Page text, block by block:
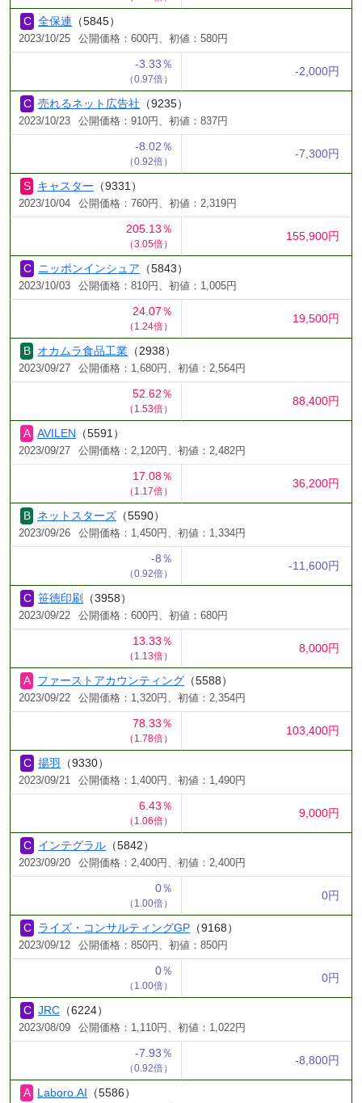
全保連 （5845）
2023/10/25 公開価格：600円、初値：580円
-3.33％
（0.97倍）
-2,000円
売れるネット広告社 （9235）
2023/10/23 公開価格：910円、初値：837円
-8.02％
（0.92倍）
-7,300円
キャスター （9331）
2023/10/04 公開価格：760円、初値：2,319円
205.13％
（3.05倍）
155,900円
ニッポンインシュア （5843）
2023/10/03 公開価格：810円、初値：1,005円
24.07％
（1.24倍）
19,500円
オカムラ食品工業 （2938）
2023/09/27 公開価格：1,680円、初値：2,564円
52.62％
（1.53倍）
88,400円
AVILEN （5591）
2023/09/27 公開価格：2,120円、初値：2,482円
17.08％
（1.17倍）
36,200円
ネットスターズ （5590）
2023/09/26 公開価格：1,450円、初値：1,334円
-8％
（0.92倍）
-11,600円
笹徳印刷 （3958）
2023/09/22 公開価格：600円、初値：680円
13.33％
（1.13倍）
8,000円
ファーストアカウンティング （5588）
2023/09/22 公開価格：1,320円、初値：2,354円
78.33％
（1.78倍）
103,400円
揚羽 （9330）
2023/09/21 公開価格：1,400円、初値：1,490円
6.43％
（1.06倍）
9,000円
インテグラル （5842）
2023/09/20 公開価格：2,400円、初値：2,400円
0％
（1.00倍）
0円
ライズ・コンサルティングGP （9168）
2023/09/12 公開価格：850円、初値：850円
0％
（1.00倍）
0円
JRC （6224）
2023/08/09 公開価格：1,110円、初値：1,022円
-7.93％
（0.92倍）
-8,800円
Laboro.AI （5586）